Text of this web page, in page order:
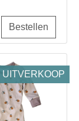
UITVERKOOP